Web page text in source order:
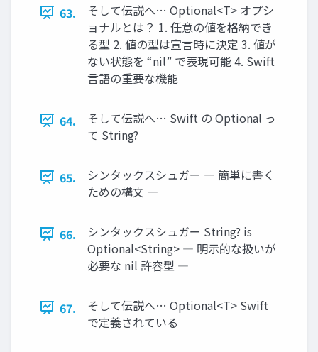
63.
そして伝説へ… Optional<T> オプシ
ョナルとは？ 1. 任意の値を格納でき
る型 2. 値の型は宣言時に決定 3. 値が
ない状態を “nil” で表現可能 4. Swift
言語の重要な機能
64.
そして伝説へ… Swift の Optional っ
て String?
65.
シンタックスシュガー ― 簡単に書く
ための構文 ―
66.
シンタックスシュガー String? is
Optional<String> ― 明示的な扱いが
必要な nil 許容型 ―
67.
そして伝説へ… Optional<T> Swift
で定義されている